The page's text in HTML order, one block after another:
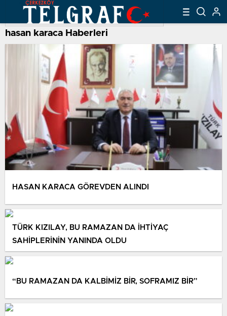
hasan karaca Haberleri
HASAN KARACA GÖREVDEN ALINDI
TÜRK KIZILAY, BU RAMAZAN DA İHTİYAÇ
SAHİPLERİNİN YANINDA OLDU
“BU RAMAZAN DA KALBİMİZ BİR, SOFRAMIZ BİR”